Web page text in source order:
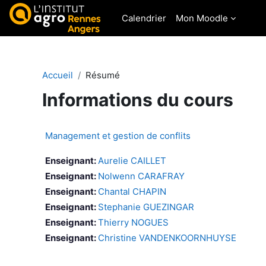
Passer au contenu principal
Calendrier
Mon Moodle
Accueil Résumé
Informations du cours
Management et gestion de conflits
Enseignant:Aurelie CAILLET
Enseignant: Nolwenn CARAFRAY
Enseignant: Chantal CHAPIN
Enseignant: Stephanie GUEZINGAR
Enseignant:Thierry NOGUES
Enseignant: Christine VANDENKOORNHUYSE